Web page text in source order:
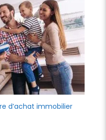
d’achat immobilier